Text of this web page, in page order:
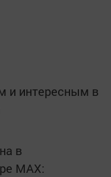
и интересным в
в
MАХ: